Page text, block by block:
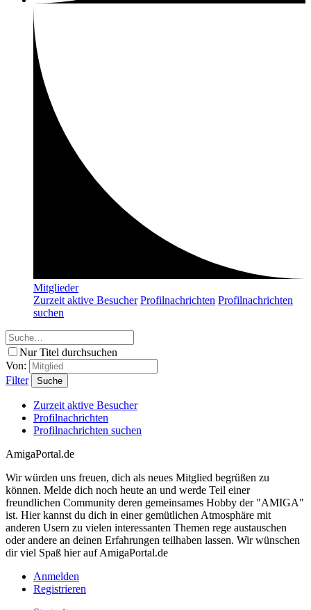
Mitglieder
Zurzeit aktive Besucher Profilnachrichten Profilnachrichten
suchen
Nur Titel durchsuchen
Von:
Filter
Suche
Zurzeit aktive Besucher
Profilnachrichten
Profilnachrichten suchen
AmigaPortal.de
Wir würden uns freuen, dich als neues Mitglied begrüßen zu
können. Melde dich noch heute an und werde Teil einer
freundlichen Community deren gemeinsames Hobby der "AMIGA"
ist. Hier kannst du dich in einer gemütlichen Atmosphäre mit
anderen Usern zu vielen interessanten Themen rege austauschen
oder andere an deinen Erfahrungen teilhaben lassen. Wir wünschen
dir viel Spaß hier auf AmigaPortal.de
Anmelden
Registrieren